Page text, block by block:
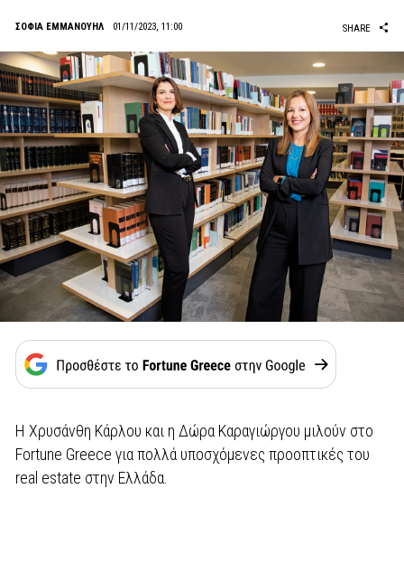
ΣΟΦΙΑ ΕΜΜΑΝΟΥΗΛ 01/11/2023, 11:00 SHARE
Η Χρυσάνθη Κάρλου και η Δώρα Καραγιώργου μιλούν στο
Fortune Greece για πολλά υποσχόμενες προοπτικές του
real estate στην Ελλάδα.